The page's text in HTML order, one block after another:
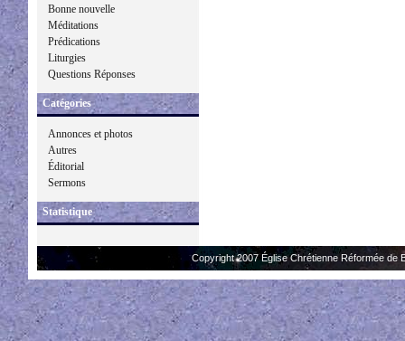
Bonne nouvelle
Méditations
Prédications
Liturgies
Questions Réponses
Catégories
Annonces et photos
Autres
Éditorial
Sermons
Statistique
Copyright 2007 Église Chrétienne Réformée de